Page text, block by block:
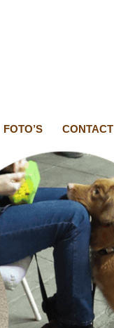
FOTO’S CONTACT